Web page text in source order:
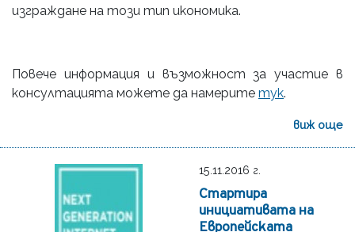
изграждане на този тип икономика.
Повече информация и възможност за участие в
консултацията можете да намерите тук.
виж още
15.11.2016 г.
Стартира
инициативата на
Европейската